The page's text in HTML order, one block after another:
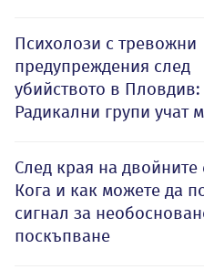
Психолози с тревожни
предупреждения след
убийството в Пловдив:
Радикални групи учат
След края на двойните
Кога и как можете да
сигнал за
поскъпване